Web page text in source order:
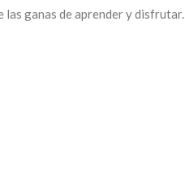
las ganas de aprender y disfrutar.